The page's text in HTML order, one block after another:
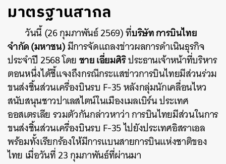
มาตรฐานสากล
วันนี้ (26 กุมภาพันธ์ 2569) ที่บริษัท การบินไทย
จำกัด (มหาชน)มีการจัดแถลงข่าวผลการดำเนินธุรกิจ
ประจำปี 2568 โดยชาย เอี่ยมศิริประธานเจ้าหน้าที่บริหาร
ตอนหนึ่งได้ชี้แจงถึงกรณีกระแสข่าวการบินไทยมีส่วนร่วม
ขนส่งชิ้นส่วนเครื่องบินรบ F-35 หลังกลุ่มนักเคลื่อนไหว
สนับสนุนชาวปาเลสไตน์ในเมืองเมลเบิร์น ประเทศ
ออสเตรเลีย รวมตัวกันกล่าวหาว่า การบินไทยมีส่วนในการ
ขนส่งชิ้นส่วนเครื่องบินรบ F-35 ไปยังประเทศอิสราเอล
พร้อมทั้งเรียกร้องให้มีการแบนสายการบินแห่งชาติของ
ไทย เมื่อวันที่ 23 กุมภาพันธ์ที่ผ่านมา